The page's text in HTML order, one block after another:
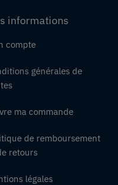
informations
compte
générales de
ma commande
de remboursement
retours
légales